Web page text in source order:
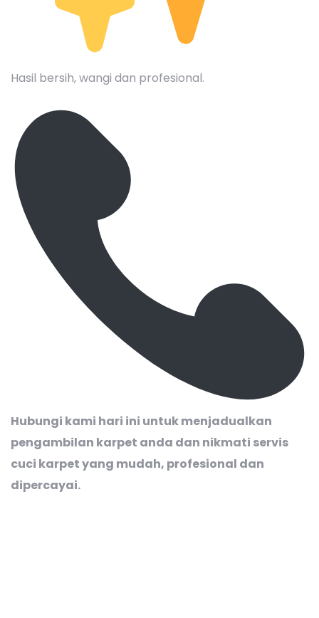
Hasil bersih, wangi dan profesional.
Hubungi kami hari ini untuk menjadualkan
pengambilan karpet anda dan nikmati servis
cuci karpet yang mudah, profesional dan
dipercayai.